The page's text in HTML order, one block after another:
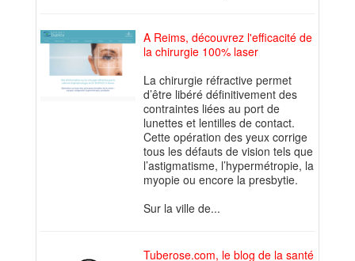
A Reims, découvrez l'efficacité de
la chirurgie 100% laser
La chirurgie réfractive permet
d’être libéré définitivement des
contraintes liées au port de
lunettes et lentilles de contact.
Cette opération des yeux corrige
tous les défauts de vision tels que
l’astigmatisme, l’hypermétropie, la
myopie ou encore la presbytie.
Sur la ville de...
Tuberose.com, le blog de la santé